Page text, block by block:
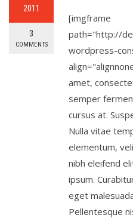
2011
3
COMMENTS
[imgframe
path="http://
wordpress-
amet,
semper
cursus at.
Nulla vitae
elementum,
nibh eleifend
ipsum.
eget
Pellentesque